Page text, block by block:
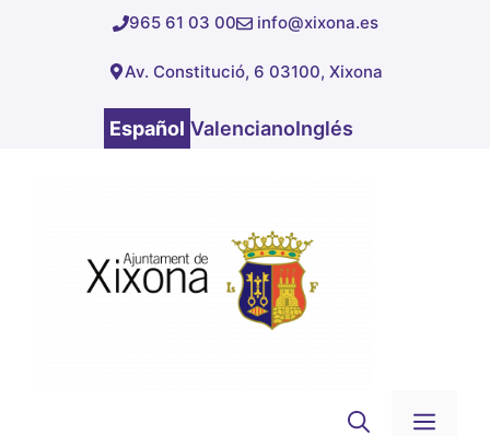
965 61 03 00 info@xixona.es
Av. Constitució, 6 03100, Xixona
Español ValencianoInglés